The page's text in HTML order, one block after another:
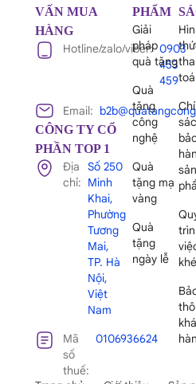
VẤN MUA
HÀNG
Hotline/zalo/viber: 0903
453
459
Email:
CÔNG TY CỔ
PHẦN TOP 1
Địa
chỉ:
Số 250
Minh
Khai,
Phường
Tương
Mai,
TP. Hà
Nội,
Việt
Nam
Mã
số
thuế:
0106936624
PHẨM
Giải
pháp
quà tặng
Quà
tặng
công
nghệ
Quà
tặng mạ
vàng
Quà
tặng
ngày lễ
sản